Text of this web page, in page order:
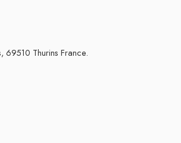
69510 Thurins France.